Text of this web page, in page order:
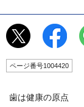
ページ番号1004420
歯は健康の原点